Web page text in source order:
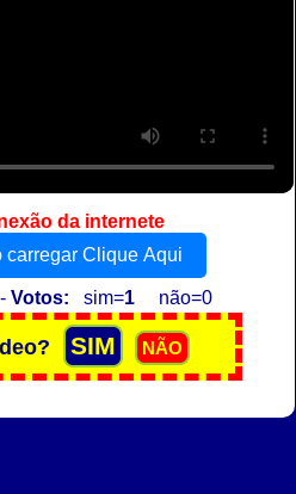
da internete
carregar Clique Aqui
-Votos: sim=1 não=0